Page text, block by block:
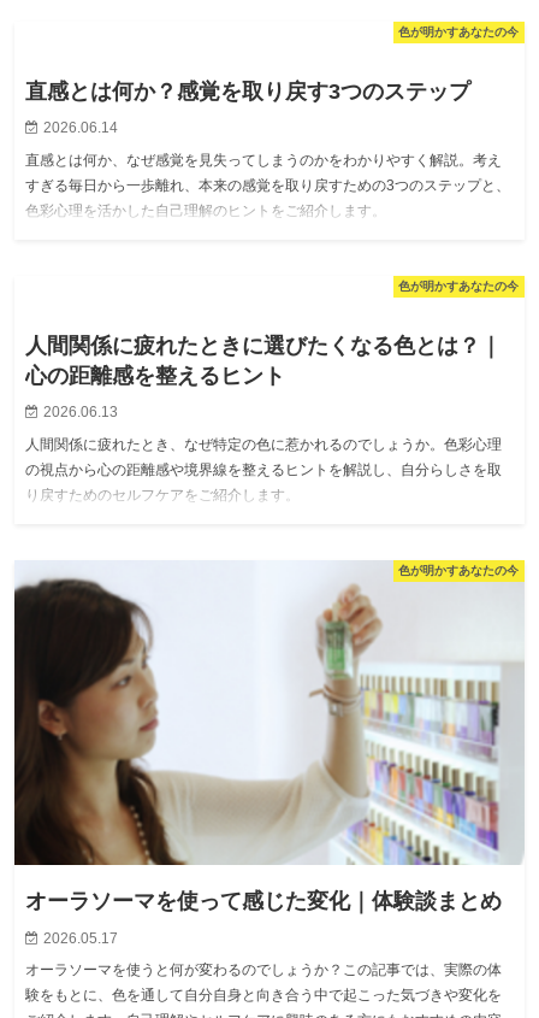
色が明かすあなたの今
直感とは何か？感覚を取り戻す3つのステップ
2026.06.14
直感とは何か、なぜ感覚を見失ってしまうのかをわかりやすく解説。考え
すぎる毎日から一歩離れ、本来の感覚を取り戻すための3つのステップと、
色彩心理を活かした自己理解のヒントをご紹介します。
色が明かすあなたの今
人間関係に疲れたときに選びたくなる色とは？｜
心の距離感を整えるヒント
2026.06.13
人間関係に疲れたとき、なぜ特定の色に惹かれるのでしょうか。色彩心理
の視点から心の距離感や境界線を整えるヒントを解説し、自分らしさを取
り戻すためのセルフケアをご紹介します。
色が明かすあなたの今
オーラソーマを使って感じた変化｜体験談まとめ
2026.05.17
オーラソーマを使うと何が変わるのでしょうか？この記事では、実際の体
験をもとに、色を通して自分自身と向き合う中で起こった気づきや変化を